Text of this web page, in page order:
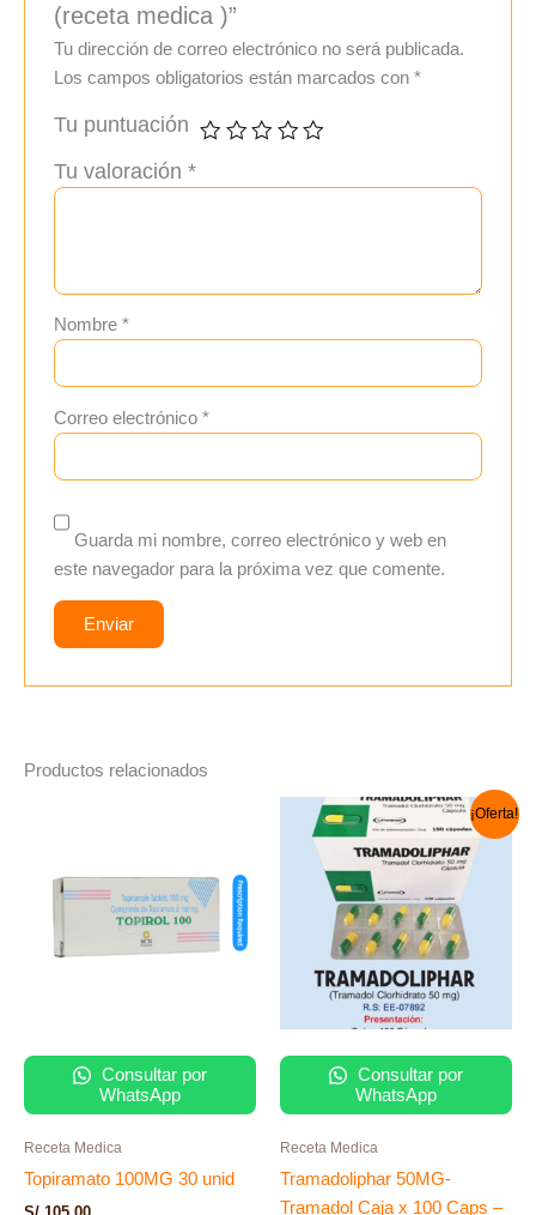
(receta medica )”
Tu dirección de correo electrónico no será publicada.
Los campos obligatorios están marcados con*
Tu puntuación
Tu valoración*
Nombre*
Correo electrónico*
Guarda mi nombre, correo electrónico y web en
este navegador para la próxima vez que comente.
Productos relacionados
Consultar por
WhatsApp
Receta Medica
Topiramato 100MG 30 unid
¡Oferta!
Consultar por
WhatsApp
Receta Medica
Tramadoliphar 50MG-
Tramadol Caja x 100 Caps –
El
precio
original
era:
S/ 100.00.
El
precio
actual
es: